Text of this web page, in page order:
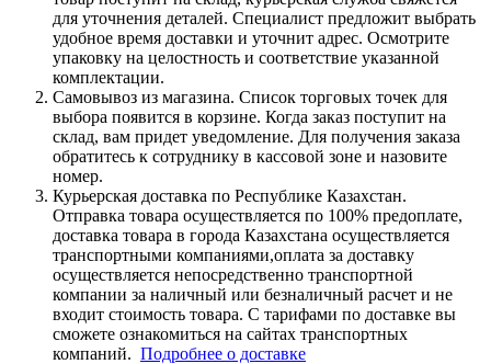
для уточнения деталей. Специалист предложит выбрать
удобное время доставки и уточнит адрес. Осмотрите
упаковку на целостность и соответствие указанной
комплектации.
Самовывоз из магазина. Список торговых точек для
выбора появится в корзине. Когда заказ поступит на
склад, вам придет уведомление. Для получения заказа
обратитесь к сотруднику в кассовой зоне и назовите
номер.
Курьерская доставка по Республике Казахстан.
Отправка товара осуществляется по 100% предоплате,
доставка товара в города Казахстана осуществляется
транспортными компаниями,оплата за доставку
осуществляется непосредственно транспортной
компании за наличный или безналичный расчет и не
входит стоимость товара. С тарифами по доставке вы
сможете ознакомиться на сайтах транспортных
компаний. Подробнее о доставке